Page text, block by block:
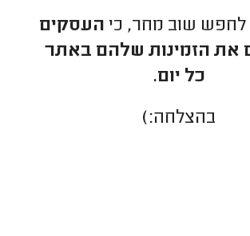
לחפש שוב מחר, כי העסקים
את הזמינות שלהם באתר
כל יום.
בהצלחה:)